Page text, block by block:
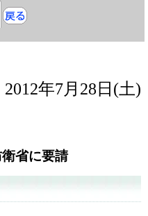
2012年7月28日(土)
省に要請